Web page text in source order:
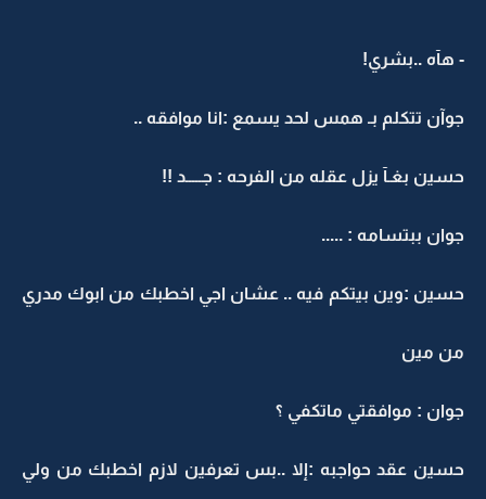
- هآه ..بشري!
جوآن تتكلم بـ همس لحد يسمع :انا موافقه ..
حسين بغـآ يزل عقله من الفرحه : جـــــد !!
جوان ببتسامه : .....
حسين :وين بيتكم فيه .. عشان اجي اخطبك من ابوك مدري
من مين
جوان : موافقتي ماتكفي ؟
حسين عقد حواجبه :إلا ..بس تعرفين لازم اخطبك من ولي